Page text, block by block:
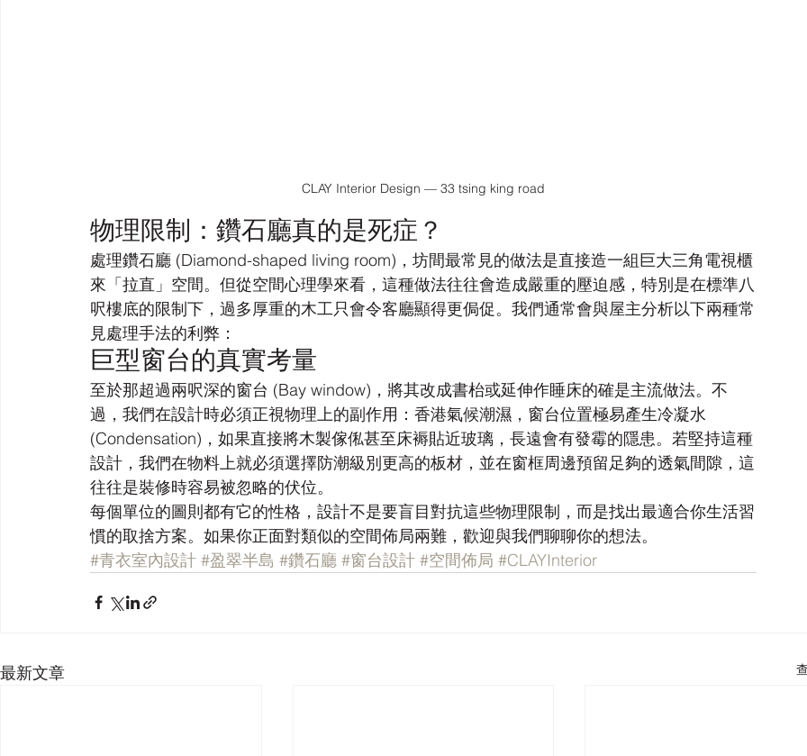
CLAY Interior Design — 33 tsing king road
物理限制：鑽石廳真的是死症？
處理鑽石廳 (Diamond-shaped living room)，坊間最常見的做法是直接造一組巨大三角電視櫃
來「拉直」空間。但從空間心理學來看，這種做法往往會造成嚴重的壓迫感，特別是在標準八
呎樓底的限制下，過多厚重的木工只會令客廳顯得更侷促。我們通常會與屋主分析以下兩種常
見處理手法的利弊：
巨型窗台的真實考量
至於那超過兩呎深的窗台 (Bay window)，將其改成書枱或延伸作睡床的確是主流做法。不
過，我們在設計時必須正視物理上的副作用：香港氣候潮濕，窗台位置極易產生冷凝水
(Condensation)，如果直接將木製傢俬甚至床褥貼近玻璃，長遠會有發霉的隱患。若堅持這種
設計，我們在物料上就必須選擇防潮級別更高的板材，並在窗框周邊預留足夠的透氣間隙，這
往往是裝修時容易被忽略的伏位。
每個單位的圖則都有它的性格，設計不是要盲目對抗這些物理限制，而是找出最適合你生活習
慣的取捨方案。如果你正面對類似的空間佈局兩難，歡迎與我們聊聊你的想法。
#青衣室內設計 #盈翠半島 #鑽石廳 #窗台設計 #空間佈局 #CLAYInterior
最新文章